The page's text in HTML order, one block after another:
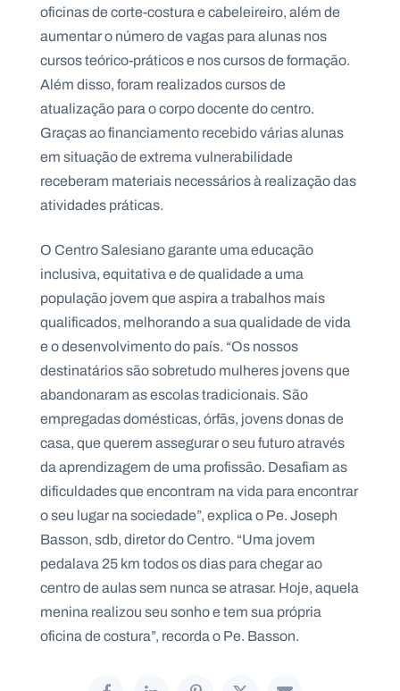
oficinas de corte-costura e cabeleireiro, além de
aumentar o número de vagas para alunas nos
cursos teórico-práticos e nos cursos de formação.
Além disso, foram realizados cursos de
atualização para o corpo docente do centro.
Graças ao financiamento recebido várias alunas
em situação de extrema vulnerabilidade
receberam materiais necessários à realização das
atividades práticas.
O Centro Salesiano garante uma educação
inclusiva, equitativa e de qualidade a uma
população jovem que aspira a trabalhos mais
qualificados, melhorando a sua qualidade de vida
e o desenvolvimento do país. “Os nossos
destinatários são sobretudo mulheres jovens que
abandonaram as escolas tradicionais. São
empregadas domésticas, órfãs, jovens donas de
casa, que querem assegurar o seu futuro através
da aprendizagem de uma profissão. Desafiam as
dificuldades que encontram na vida para encontrar
o seu lugar na sociedade”, explica o Pe. Joseph
Basson, sdb, diretor do Centro. “Uma jovem
pedalava 25 km todos os dias para chegar ao
centro de aulas sem nunca se atrasar. Hoje, aquela
menina realizou seu sonho e tem sua própria
oficina de costura”, recorda o Pe. Basson.
d
a
a
c
t
o
s
N
e
w
l
e
tt
e